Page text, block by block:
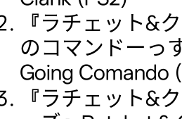
『ラチェット&
のコマンドーっ
Going Comando
『ラチェット&